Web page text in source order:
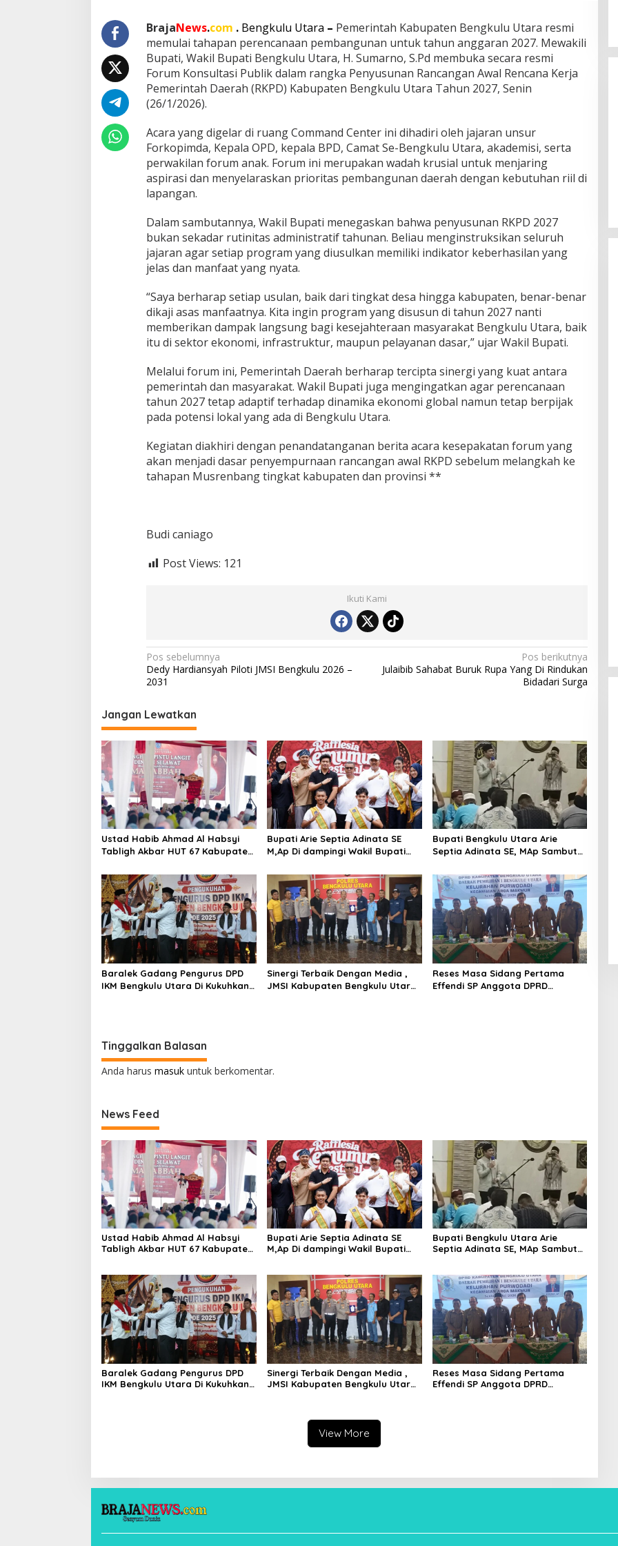
B
k
a
F
o
K
o
n
s
u
a
s
i
P
u
l
i
k
R
K
D
2
0
2
7
BrajaNews.com . Bengkulu Utara – Pemerintah Kabupaten Bengkulu Utara resmi
memulai tahapan perencanaan pembangunan untuk tahun anggaran 2027. Mewakili
Bupati, Wakil Bupati Bengkulu Utara, H. Sumarno, S.Pd membuka secara resmi
Forum Konsultasi Publik dalam rangka Penyusunan Rancangan Awal Rencana Kerja
Pemerintah Daerah (RKPD) Kabupaten Bengkulu Utara Tahun 2027, Senin
(26/1/2026).
Acara yang digelar di ruang Command Center ini dihadiri oleh jajaran unsur
Forkopimda, Kepala OPD, kepala BPD, Camat Se-Bengkulu Utara, akademisi, serta
perwakilan forum anak. Forum ini merupakan wadah krusial untuk menjaring
aspirasi dan menyelaraskan prioritas pembangunan daerah dengan kebutuhan riil di
lapangan.
Dalam sambutannya, Wakil Bupati menegaskan bahwa penyusunan RKPD 2027
bukan sekadar rutinitas administratif tahunan. Beliau menginstruksikan seluruh
jajaran agar setiap program yang diusulkan memiliki indikator keberhasilan yang
jelas dan manfaat yang nyata.
“Saya berharap setiap usulan, baik dari tingkat desa hingga kabupaten, benar-benar
dikaji asas manfaatnya. Kita ingin program yang disusun di tahun 2027 nanti
memberikan dampak langsung bagi kesejahteraan masyarakat Bengkulu Utara, baik
itu di sektor ekonomi, infrastruktur, maupun pelayanan dasar,” ujar Wakil Bupati.
Melalui forum ini, Pemerintah Daerah berharap tercipta sinergi yang kuat antara
pemerintah dan masyarakat. Wakil Bupati juga mengingatkan agar perencanaan
tahun 2027 tetap adaptif terhadap dinamika ekonomi global namun tetap berpijak
pada potensi lokal yang ada di Bengkulu Utara.
Kegiatan diakhiri dengan penandatanganan berita acara kesepakatan forum yang
akan menjadi dasar penyempurnaan rancangan awal RKPD sebelum melangkah ke
tahapan Musrenbang tingkat kabupaten dan provinsi **
Budi caniago
Post Views: 121
Ikuti Kami
N
a
i
g
a
s
i
p
o
s
Pos sebelumnya
Dedy Hardiansyah Piloti JMSI Bengkulu 2026 –
2031
Pos berikutnya
Julaibib Sahabat Buruk Rupa Yang Di Rindukan
Bidadari Surga
Jangan Lewatkan
Ustad Habib Ahmad Al Habsyi
Tabligh Akbar HUT 67 Kabupaten
Bupati Arie Septia Adinata SE
M,Ap Di dampingi Wakil Bupati
Raflesia Kemumu Festival
Bupati Bengkulu Utara Arie
Septia Adinata SE, MAp Sambut
Penuh Rasa Syukur
Baralek Gadang Pengurus DPD
IKM Bengkulu Utara Di Kukuhkan
Sinergi Terbaik Dengan Media ,
JMSI Kabupaten Bengkulu Utara
Reses Masa Sidang Pertama
Effendi SP Anggota DPRD
Tinggalkan Balasan
Anda harus masuk untuk berkomentar.
News Feed
Ustad Habib Ahmad Al Habsyi
Tabligh Akbar HUT 67 Kabupaten
Bupati Arie Septia Adinata SE
M,Ap Di dampingi Wakil Bupati
Bupati Bengkulu Utara Arie
Septia Adinata SE, MAp Sambut
Baralek Gadang Pengurus DPD
IKM Bengkulu Utara Di Kukuhkan
Sinergi Terbaik Dengan Media ,
JMSI Kabupaten Bengkulu Utara
Reses Masa Sidang Pertama
Effendi SP Anggota DPRD
View More
Arma Legends Bengkulu Utara
Tour Fun Football Trofeo Di
Kerinci Dan Trofeo DiIpuh